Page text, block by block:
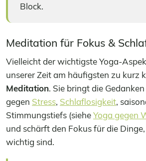
Block.
Meditation für Fokus &
Vielleicht der wichtigste Yoga-
unserer Zeit am häufigsten zu kurz
Meditation. Sie bringt die
gegen Stress, Schlaflosigkeit,
Stimmungstiefs (sieheYoga gegen
und schärft den Fokus für die
wichtig sind.